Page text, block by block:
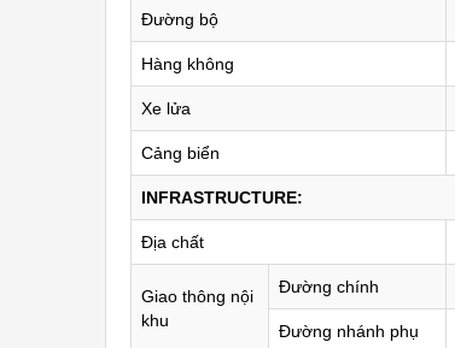
Đường bộ
Hàng không
Xe lửa
Cảng biển
INFRASTRUCTURE:
Địa chất
Giao thông nội
khu
Đường chính
Đường nhánh phụ